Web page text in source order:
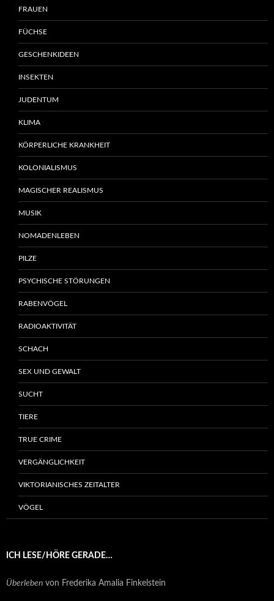
FRAUEN
FÜCHSE
GESCHENKIDEEN
INSEKTEN
JUDENTUM
KLIMA
KÖRPERLICHE KRANKHEIT
KOLONIALISMUS
MAGISCHER REALISMUS
MUSIK
NOMADENLEBEN
PILZE
PSYCHISCHE STÖRUNGEN
RABENVÖGEL
RADIOAKTIVITÄT
SCHACH
SEX UND GEWALT
SUCHT
TIERE
TRUE CRIME
VERGÄNGLICHKEIT
VIKTORIANISCHES ZEITALTER
VÖGEL
ICH LESE/HÖRE GERADE…
Überleben von Frederika Amalia Finkelstein